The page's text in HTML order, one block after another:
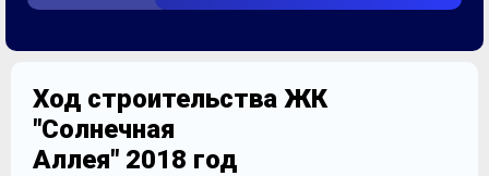
Ход строительства ЖК
"Солнечная
Аллея" 2018 год